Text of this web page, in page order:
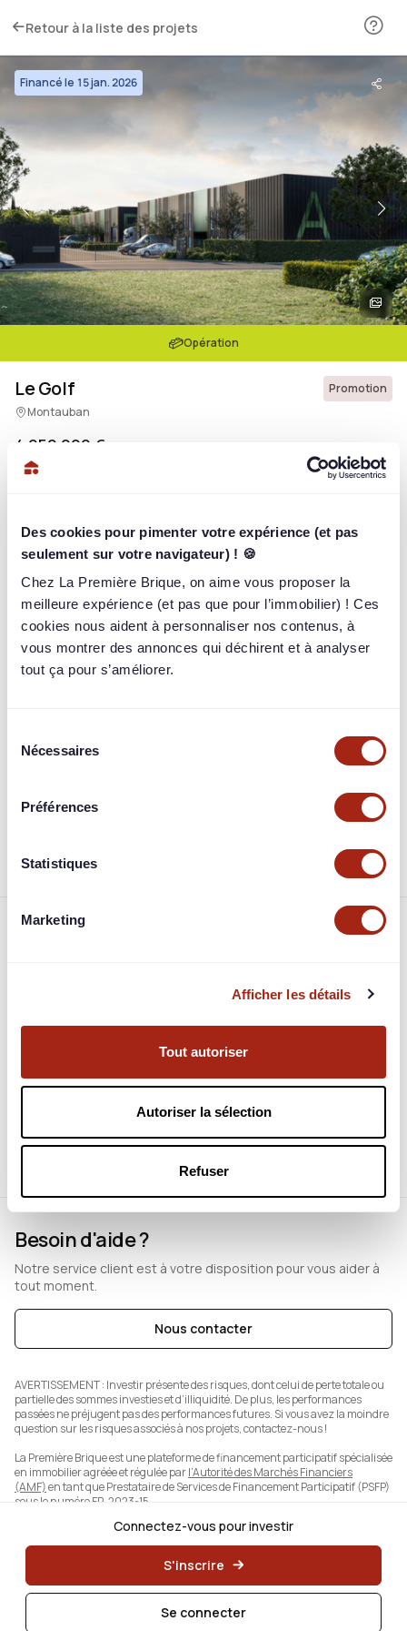
Des cookies pour pimenter votre expérience (et pas
seulement sur votre navigateur) ! 🍪
Chez La Première Brique, on aime vous proposer la
meilleure expérience (et pas que pour l’immobilier) ! Ces
cookies nous aident à personnaliser nos contenus, à
vous montrer des annonces qui déchirent et à analyser
tout ça pour s’améliorer.
Nécessaires
Préférences
Statistiques
Marketing
Afficher les détails
Tout autoriser
Autoriser la sélection
Refuser
Retour à la liste des projets
Financé le 15 jan. 2026
Opération
Le Golf
Promotion
Montauban
4 050 000 €
100%
Rendement
11,50% / ansur 24 mois
Mensuel
Garantie
Fiducie
Identifiez-vous pour consulter toutes les informations du
Comment et quand est-on remboursé ?
Quelle fiscalité est appliquée sur mes bénéfices ?
Quel est le fonctionnement des jimbots les
investisseurs automatiques ?
Besoin d'aide ?
Notre service client est à votre disposition pour vous aider à
tout moment.
Nous contacter
AVERTISSEMENT : Investir présente des risques, dont celui de perte totale ou
partielle des sommes investies et d’illiquidité. De plus, les performances
passées ne préjugent pas des performances futures. Si vous avez la moindre
question sur les risques associés à nos projets, contactez-nous !
La Première Brique est une plateforme de financement participatif spécialisée
en immobilier agréée et régulée parl’Autorité des Marchés Financiers
(AMF)en tant que Prestataire de Services de Financement Participatif (PSFP)
sous le numéro FP-2023-15.
Connectez-vous pour investir
S'inscrire
Se connecter